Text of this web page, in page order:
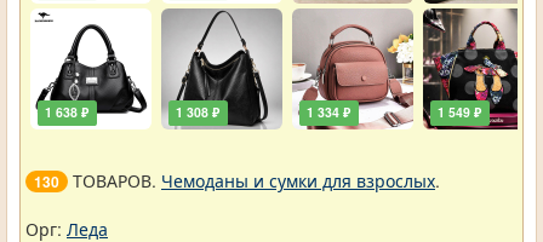
1 638 ₽ 1 308 ₽ 1 334 ₽ 1 549 ₽
130 ТОВАРОВ. Чемоданы и сумки для взрослых.
Орг: Леда